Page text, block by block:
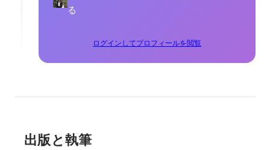
る
ログインしてプロフィールを閲覧
出版と執筆